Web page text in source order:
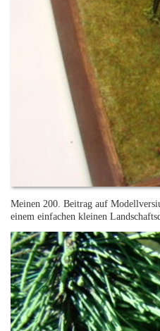
Meinen 200. Beitrag auf
einem einfachen kleinen